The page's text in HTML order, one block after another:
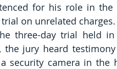
for his role in the
on unrelated charges.
three-day trial held
the jury heard
security camera in the